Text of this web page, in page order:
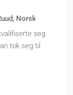
, Norsk
seg
tok seg til